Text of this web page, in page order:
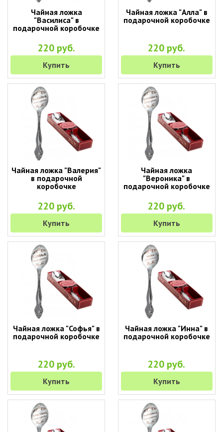
Чайная ложка
"Василиса" в
подарочной коробочке
220 руб.
Купить
Чайная ложка "Алла" в
подарочной коробочке
220 руб.
Купить
Чайная ложка "Валерия"
в подарочной
коробочке
220 руб.
Купить
Чайная ложка
"Вероника" в
подарочной коробочке
220 руб.
Купить
Чайная ложка "Софья" в
подарочной коробочке
220 руб.
Купить
Чайная ложка "Инна" в
подарочной коробочке
220 руб.
Купить